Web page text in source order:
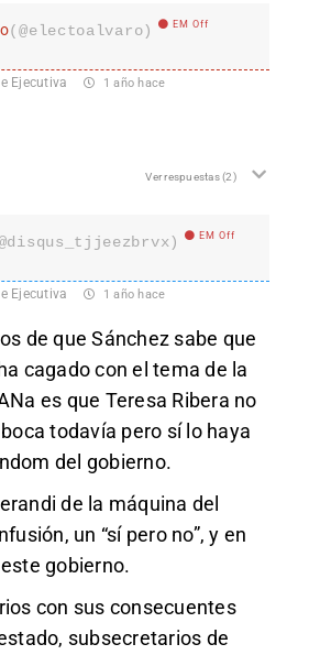
(@electoalvaro) EM Off
Ejecutiva 1 año hace
Ver respuestas(2)
EM Off
Ejecutiva 1 año hace
de que Sánchez sabe que
cagado con el tema de la
es que Teresa Ribera no
todavía pero sí lo haya
del gobierno.
de la máquina del
un “sí pero no”, y en
gobierno.
con sus consecuentes
subsecretarios de